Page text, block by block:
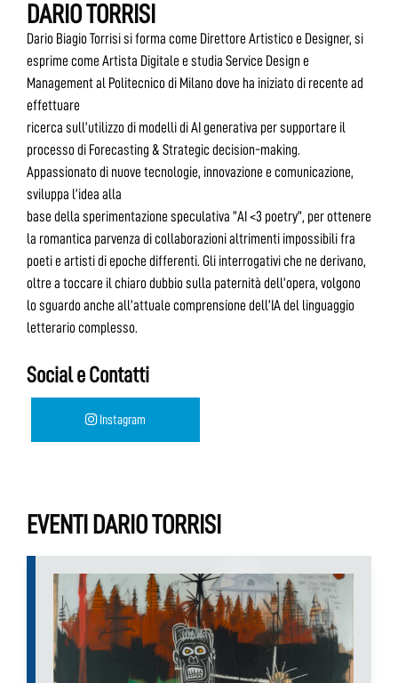
DARIO TORRISI
Dario Biagio Torrisi si forma come Direttore Artistico e Designer, si
esprime come Artista Digitale e studia Service Design e
Management al Politecnico di Milano dove ha iniziato di recente ad
effettuare
ricerca sull’utilizzo di modelli di AI generativa per supportare il
processo di Forecasting & Strategic decision-making.
Appassionato di nuove tecnologie, innovazione e comunicazione,
sviluppa l’idea alla
base della sperimentazione speculativa “AI <3 poetry”, per ottenere
la romantica parvenza di collaborazioni altrimenti impossibili fra
poeti e artisti di epoche differenti. Gli interrogativi che ne derivano,
oltre a toccare il chiaro dubbio sulla paternità dell’opera, volgono
lo sguardo anche all’attuale comprensione dell’IA del linguaggio
letterario complesso.
Social e Contatti
Instagram
EVENTI DARIO TORRISI